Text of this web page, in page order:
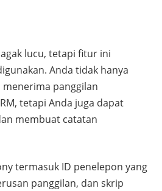
lucu, tetapi fitur ini
Anda tidak hanya
panggilan
tetapi Anda juga dapat
membuat catatan
termasuk ID penelepon yang
panggilan, dan skrip